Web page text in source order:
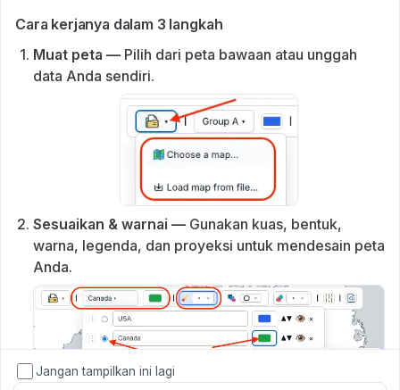
Cara kerjanya dalam 3 langkah
Muat peta — Pilih dari peta bawaan atau unggah
data Anda sendiri.
Sesuaikan & warnai — Gunakan kuas, bentuk,
warna, legenda, dan proyeksi untuk mendesain peta
Anda.
Jangan tampilkan ini lagi